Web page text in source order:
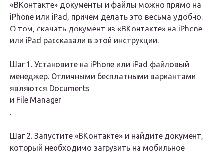
«ВКонтакте» документы и файлы можно прямо на
iPhone или iPad, причем делать это весьма удобно.
О том, скачать документ из «ВКонтакте» на iPhone
или iPad рассказали в этой инструкции.
Шаг 1. Установите на iPhone или iPad файловый
менеджер. Отличными бесплатными вариантами
являются Documents
и File Manager
.
Шаг 2. Запустите «ВКонтакте» и найдите документ,
который необходимо загрузить на мобильное